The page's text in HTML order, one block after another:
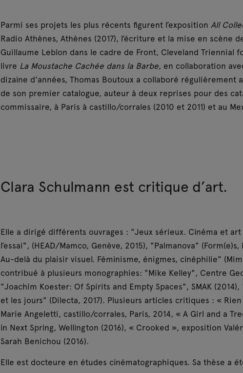
Parmi ses projets les plus récents figurent l’exposition All
Radio Athènes, Athènes (2017), l’écriture et la mise en scène
Guillaume Leblon dans le cadre de Front, Cleveland Triennial
livre La Moustache Cachée dans la Barbe, en collaboration
dizaine d'années, Thomas Boutoux a collaboré régulièrement
de son premier catalogue, auteur à deux reprises pour des
commissaire, à Paris à castillo/corrales (2010 et 2011) et au
Clara Schulmann est critique d’art.
Elle a dirigé différents ouvrages : "Jeux sérieux. Cinéma et
l’essai", (HEAD/Mamco, Genève, 2015), "Palmanova"
Au-delà du plaisir visuel. Féminisme, énigmes, cinéphilie"
contribué à plusieurs monographies: "Mike Kelley", Centre
"Joachim Koester: Of Spirits and Empty Spaces", SMAK
et les jours" (Dilecta, 2017). Plusieurs articles critiques : «
Marie Angeletti, castillo/corrales, Paris, 2014, « A Girl and a
in Next Spring, Wellington (2016), « Crooked », exposition
Sarah Benichou (2016).
Elle est docteure en études cinématographiques. Sa thèse a